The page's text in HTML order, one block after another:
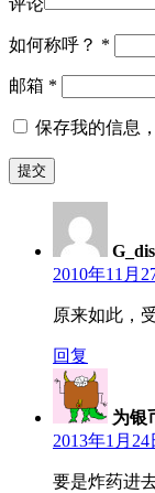
评论
如何称呼？ *
邮箱 *
保存我的信息
2010年11月
原来如此，
回复
为银
2013年1月
要是炸药进